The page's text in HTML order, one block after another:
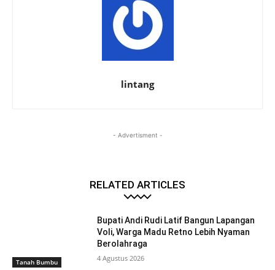
lintang
- Advertisment -
RELATED ARTICLES
Tanah Bumbu
Bupati Andi Rudi Latif Bangun Lapangan
Voli, Warga Madu Retno Lebih Nyaman
Berolahraga
4 Agustus 2026